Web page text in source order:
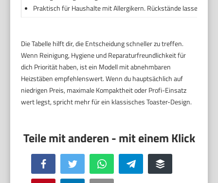
Praktisch für Haushalte mit Allergikern. Rückstände lassen
Die Tabelle hilft dir, die Entscheidung schneller zu treffen.
Wenn Reinigung, Hygiene und Reparaturfreundlichkeit für
dich Priorität haben, ist ein Modell mit abnehmbaren
Heizstäben empfehlenswert. Wenn du hauptsächlich auf
niedrigen Preis, maximale Kompaktheit oder Profi-Einsatz
wert legst, spricht mehr für ein klassisches Toaster-Design.
Facebook Twitter WhatsApp Telegram Buffer